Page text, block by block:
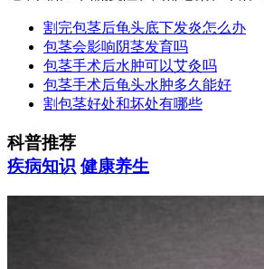
割完包茎后龟头底下发炎怎么办
包茎会影响阴茎发育吗
包茎手术后水肿可以艾灸吗
包茎手术后龟头水肿多久能好
割包茎好处和坏处有哪些
科普推荐
疾病知识 健康养生